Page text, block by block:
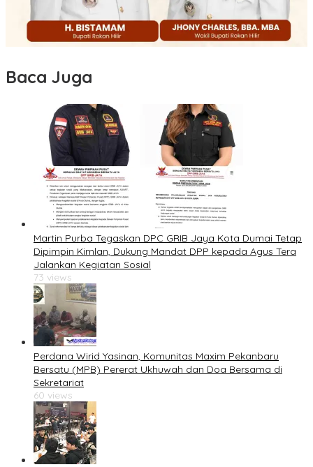
Baca Juga
Martin Purba Tegaskan DPC GRIB Jaya Kota Dumai Tetap
Dipimpin Kimlan, Dukung Mandat DPP kepada Agus Tera
Jalankan Kegiatan Sosial
73 views
Perdana Wirid Yasinan, Komunitas Maxim Pekanbaru
Bersatu (MPB) Pererat Ukhuwah dan Doa Bersama di
Sekretariat
60 views